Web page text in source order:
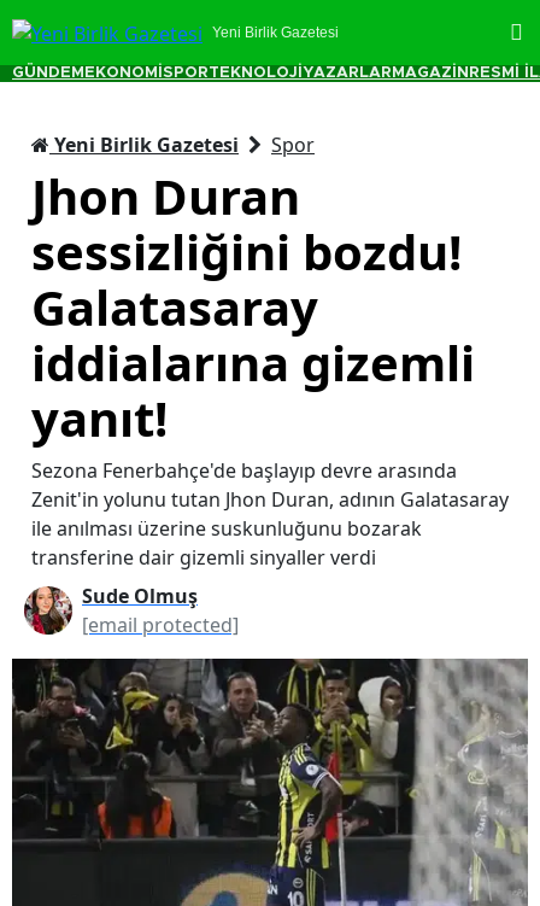
Yeni Birlik Gazetesi
GÜNDEM EKONOMİ SPORTEKNOLOJİ YAZARLAR MAGAZİN RESMİ
Yeni Birlik Gazetesi Spor
Jhon Duran
sessizliğini bozdu!
Galatasaray
iddialarına gizemli
yanıt!
Sezona Fenerbahçe'de başlayıp devre arasında
Zenit'in yolunu tutan Jhon Duran, adının Galatasaray
ile anılması üzerine suskunluğunu bozarak
transferine dair gizemli sinyaller verdi
Sude Olmuş
[email protected]